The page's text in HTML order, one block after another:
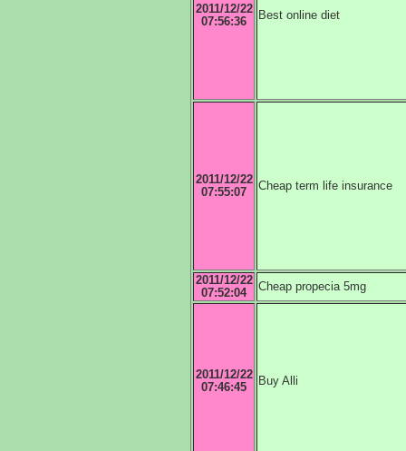
2011/12/22
07:56:36
Best online diet
2011/12/22
07:55:07
Cheap term life insurance
2011/12/22
07:52:04
Cheap propecia 5mg
2011/12/22
07:46:45
Buy Alli